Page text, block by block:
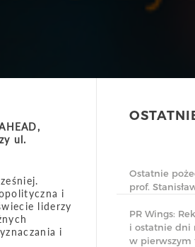
Ostatnie
prof.
PR Wings:
i ostatnie dni
w pierwszym
ul.
i
liderzy
i